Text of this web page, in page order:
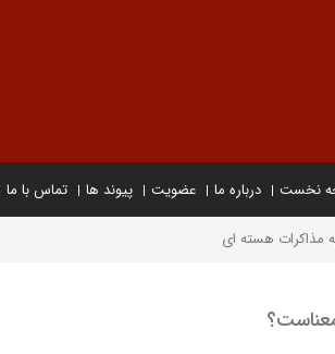
نخست درباره ما عضویت پیوند ها تماس با ما
مذاکرات هسته ای